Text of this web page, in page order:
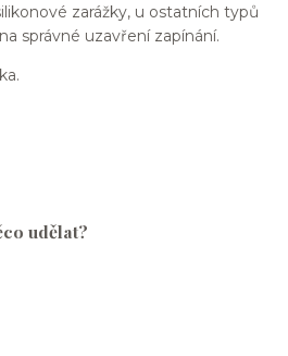
zarážky, u ostatních typů
správné uzavření zapínání.
udělat?